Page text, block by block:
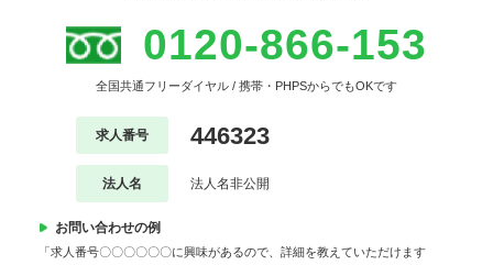
0120-866-153
全国共通フリーダイヤル / 携帯・PHPSからでもOKです
求人番号 446323
法人名 法人名非公開
お問い合わせの例
「求人番号〇〇〇〇〇〇に興味があるので、詳細を教えていただけます